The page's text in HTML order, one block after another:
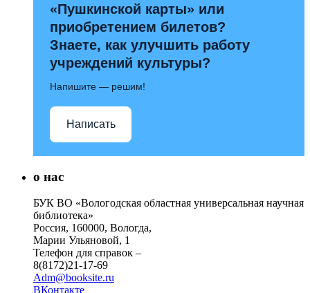
«Пушкинской карты» или
приобретением билетов?
Знаете, как улучшить работу
учреждений культуры?
Напишите — решим!
Написать
о нас
БУК ВО «Вологодская областная универсальная научная
библиотека»
Россия, 160000, Вологда,
Марии Ульяновой, 1
Телефон для справок –
8(8172)21-17-69
Adm@booksite.ru
ВКонтакте